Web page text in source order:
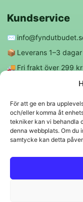
För att ge en bra
och/eller komma åt
tekniker kan vi behandla
denna webbplats. Om du
samtycke kan detta
Kundservice
✉️
📦 Leverans 1–3 dagar
🚚 Fri frakt över 299 kr
Följ oss
f ◎